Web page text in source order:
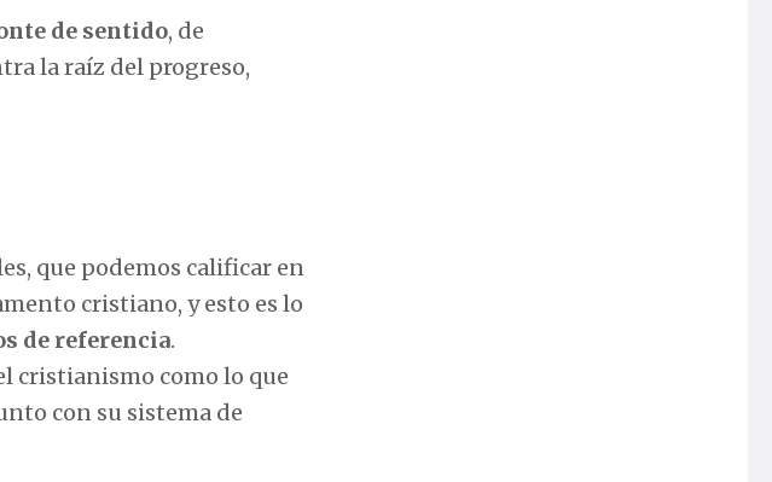
de sentido, de
la raíz del progreso,
que podemos calificar en
cristiano, y esto es lo
de referencia.
cristianismo como lo que
con su sistema de